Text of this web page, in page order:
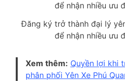
Đăng ký trở thành đại lý
để nhận nhiều ưu
Xem thêm: Quyền lợi khi
phân phối Yên Xe Phú